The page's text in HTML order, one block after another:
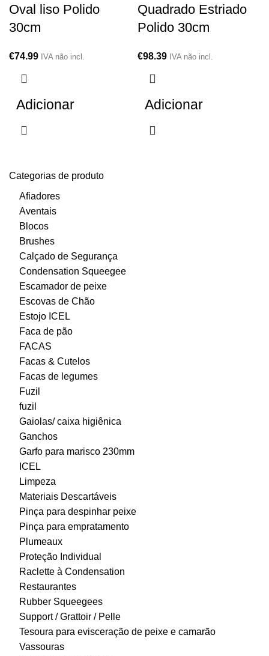
Categorias de produto
Afiadores
Aventais
Blocos
Brushes
Calçado de Segurança
Condensation Squeegee
Escamador de peixe
Escovas de Chão
Estojo ICEL
Faca de pão
FACAS
Facas & Cutelos
Facas de legumes
Fuzil
fuzil
Gaiolas/ caixa higiênica
Ganchos
Garfo para marisco 230mm
ICEL
Limpeza
Materiais Descartáveis
Pinça para despinhar peixe
Pinça para empratamento
Plumeaux
Proteção Individual
Raclette à Condensation
Restaurantes
Rubber Squeegees
Support / Grattoir / Pelle
Tesoura para evisceração de peixe e camarão
Vassouras
Oval liso Polido
30cm
€74.99 IVA não incl.
Adicionar
Quadrado Estriado
Polido 30cm
€98.39 IVA não incl.
Adicionar